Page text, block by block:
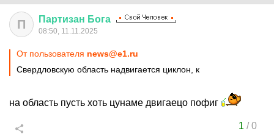
П Партизан Бога
08:50, 11.11.2025
От пользователя news@e1.ru
Свердловскую область надвигается циклон, к
на область пусть хоть цунаме двигаецо пофиг
1 /0